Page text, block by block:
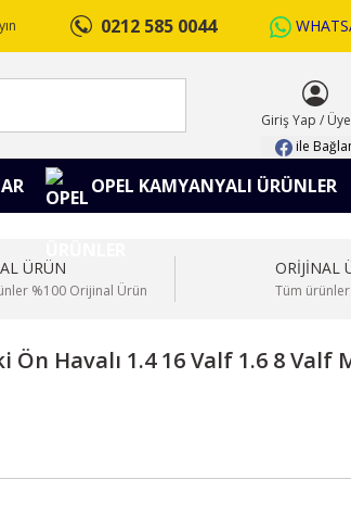
0212 585 0044
Giriş Yap /
ile
OPEL KAMYANYALI ÜRÜNLER
ÜRÜN
%100 Orijinal Ürün
ORİJİNAL
Tüm
Ön Havalı 1.4 16 Valf 1.6 8 Valf